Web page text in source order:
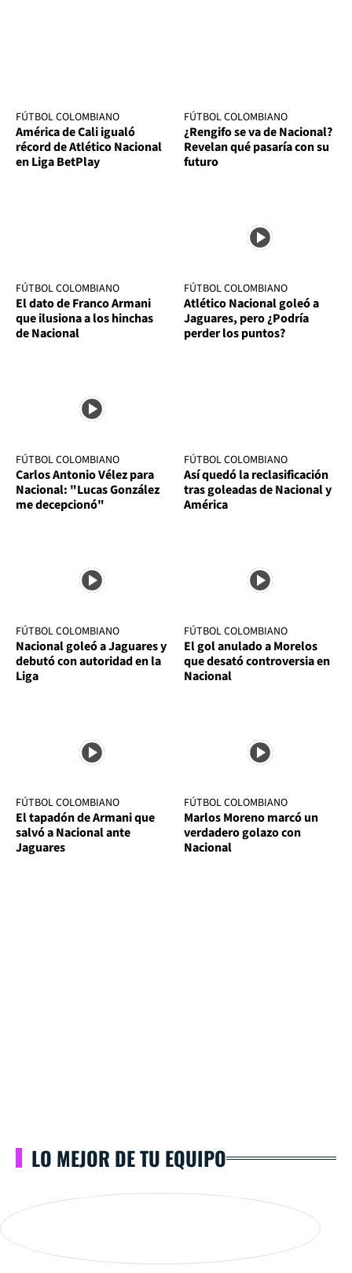
FÚTBOL COLOMBIANO
América de Cali igualó
récord de Atlético Nacional
en Liga BetPlay
FÚTBOL COLOMBIANO
¿Rengifo se va de Nacional?
Revelan qué pasaría con su
futuro
FÚTBOL COLOMBIANO
El dato de Franco Armani
que ilusiona a los hinchas
de Nacional
FÚTBOL COLOMBIANO
Atlético Nacional goleó a
Jaguares, pero ¿Podría
perder los puntos?
FÚTBOL COLOMBIANO
Carlos Antonio Vélez para
Nacional: "Lucas González
me decepcionó"
FÚTBOL COLOMBIANO
Así quedó la reclasificación
tras goleadas de Nacional y
América
FÚTBOL COLOMBIANO
Nacional goleó a Jaguares y
debutó con autoridad en la
Liga
FÚTBOL COLOMBIANO
El gol anulado a Morelos
que desató controversia en
Nacional
FÚTBOL COLOMBIANO
El tapadón de Armani que
salvó a Nacional ante
Jaguares
FÚTBOL COLOMBIANO
Marlos Moreno marcó un
verdadero golazo con
Nacional
LO MEJOR DE TU EQUIPO